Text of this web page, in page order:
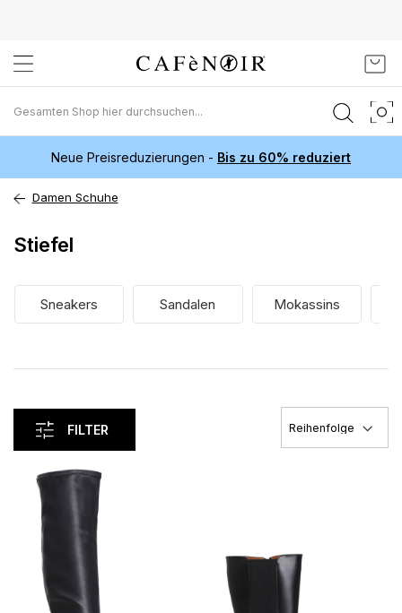
Inhalt
springen
Neue Preisreduzierungen - Bis zu 60% reduziert
Damen Schuhe
Stiefel
Sneakers Sandalen Mokassins
FILTER